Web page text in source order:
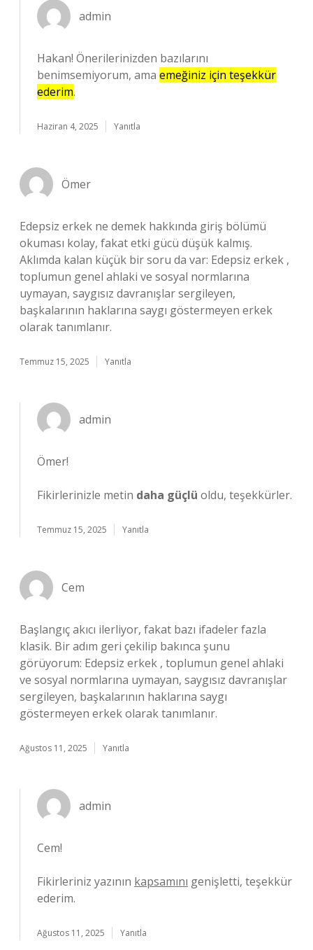
admin
Hakan! Önerilerinizden bazılarını
benimsemiyorum, ama emeğiniz için teşekkür
ederim.
Haziran 4, 2025 Yanıtla
Ömer
Edepsiz erkek ne demek hakkında giriş bölümü
okuması kolay, fakat etki gücü düşük kalmış.
Aklımda kalan küçük bir soru da var: Edepsiz erkek ,
toplumun genel ahlaki ve sosyal normlarına
uymayan, saygısız davranışlar sergileyen,
başkalarının haklarına saygı göstermeyen erkek
olarak tanımlanır.
Temmuz 15, 2025 Yanıtla
admin
Ömer!
Fikirlerinizle metin daha güçlü oldu, teşekkürler.
Temmuz 15, 2025 Yanıtla
Cem
Başlangıç akıcı ilerliyor, fakat bazı ifadeler fazla
klasik. Bir adım geri çekilip bakınca şunu
görüyorum: Edepsiz erkek , toplumun genel ahlaki
ve sosyal normlarına uymayan, saygısız davranışlar
sergileyen, başkalarının haklarına saygı
göstermeyen erkek olarak tanımlanır.
Ağustos 11, 2025 Yanıtla
admin
Cem!
Fikirleriniz yazının kapsamını genişletti, teşekkür
ederim.
Ağustos 11, 2025 Yanıtla